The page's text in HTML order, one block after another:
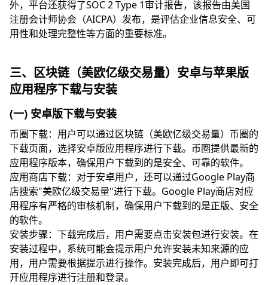
外，平台还获得了SOC 2 Type 1审计报告，该报告由美国
注册会计师协会（AICPA）发布，是评估企业信息安全、可
用性和处理完整性等方面的重要标准。
三、区块链（美欧亿级交易量）安卓与苹果版
应用程序下载与安装
(一) 安卓版下载与安装
币圈下载：用户可以通过区块链（美欧亿级交易量）币圈的
下载页面，选择安卓版应用程序进行下载。币圈提供最新的
应用程序版本，确保用户下载到的是安全、可靠的软件。
应用商店下载：对于安卓用户，还可以通过Google Play商
店搜索"美欧亿级交易量"进行下载。Google Play商店对应
用程序有严格的审核机制，确保用户下载到的是正版、安全
的软件。
安装步骤：下载完成后，用户需要点击安装包进行安装。在
安装过程中，系统可能会提示用户允许安装未知来源的应
用，用户需要根据提示进行操作。安装完成后，用户即可打
开应用程序进行注册和登录。